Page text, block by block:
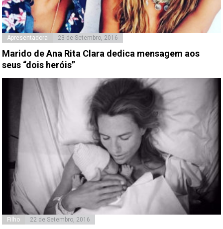
Apresentadora 23 de Setembro, 2016
Marido de Ana Rita Clara dedica mensagem aos
seus “dois heróis”
Filho 22 de Setembro, 2016